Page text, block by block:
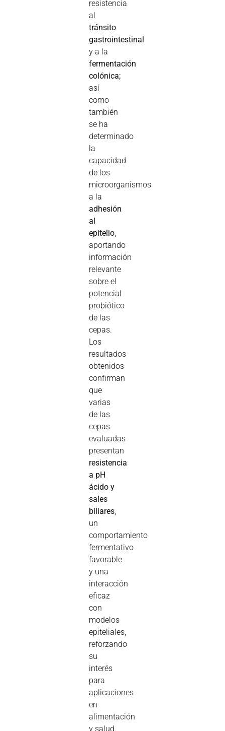
resistencia
al
tránsito
gastrointestinal
y a la
fermentación
colónica;
así
como
también
se ha
determinado
la
capacidad
de los
microorganismos
a la
adhesión
al
epitelio
aportando
información
relevante
sobre el
potencial
probiótico
de las
cepas.
Los
resultados
obtenidos
confirman
que
varias
de las
cepas
evaluadas
presentan
resistencia
a pH
ácido y
sales
biliares
un
comportamiento
fermentativo
favorable
y una
interacción
eficaz
con
modelos
epiteliales,
reforzando
su
interés
para
aplicaciones
en
alimentación
y salud.